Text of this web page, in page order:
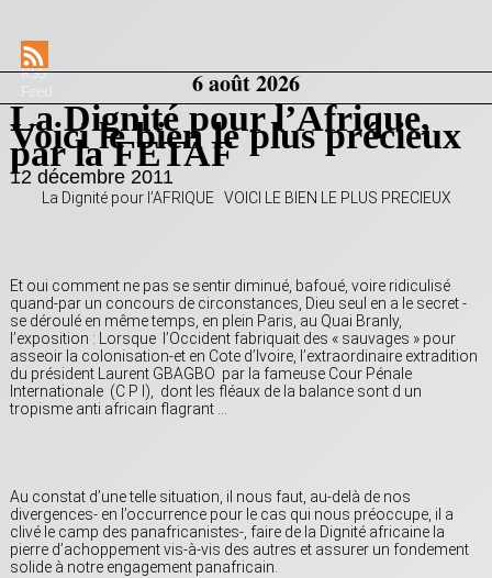
RSS
Feed
6 août 2026
La Dignité pour l’Afrique,
Voici le bien le plus précieux
par la FETAF
12 décembre 2011
La Dignité pour l’AFRIQUE VOICI LE BIEN LE PLUS PRECIEUX
Et oui comment ne pas se sentir diminué, bafoué, voire ridiculisé
quand-par un concours de circonstances, Dieu seul en a le secret -
se déroulé en même temps, en plein Paris, au Quai Branly,
l’exposition : Lorsque l’Occident fabriquait des « sauvages » pour
asseoir la colonisation-et en Cote d’Ivoire, l’extraordinaire extradition
du président Laurent GBAGBO par la fameuse Cour Pénale
Internationale (C P I), dont les fléaux de la balance sont d un
tropisme anti africain flagrant …
Au constat d’une telle situation, il nous faut, au-delà de nos
divergences- en l’occurrence pour le cas qui nous préoccupe, il a
clivé le camp des panafricanistes-, faire de la Dignité africaine la
pierre d’achoppement vis-à-vis des autres et assurer un fondement
solide à notre engagement panafricain.